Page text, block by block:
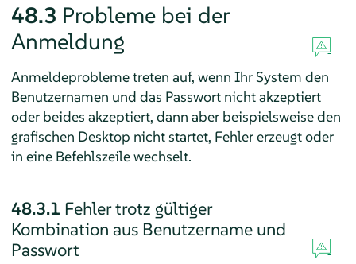
48.3 Probleme bei der
Anmeldung
Anmeldeprobleme treten auf, wenn Ihr System den
Benutzernamen und das Passwort nicht akzeptiert
oder beides akzeptiert, dann aber beispielsweise den
grafischen Desktop nicht startet, Fehler erzeugt oder
in eine Befehlszeile wechselt.
48.3.1 Fehler trotz gültiger
Kombination aus Benutzername und
Passwort